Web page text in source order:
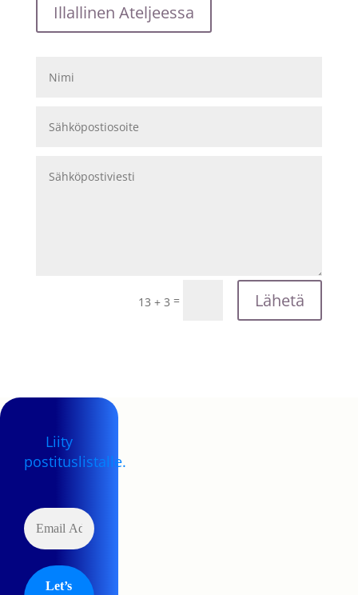
Illallinen Ateljeessa
13 + 3 = Lähetä
Liity
postituslistalle.